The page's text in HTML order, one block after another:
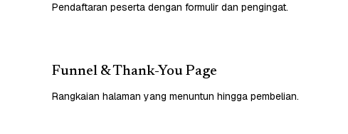
Pendaftaran peserta dengan formulir dan pengingat.
Funnel & Thank-You Page
Rangkaian halaman yang menuntun hingga pembelian.